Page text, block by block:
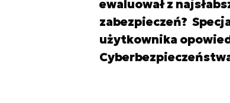
ewaluował z
zabezpieczeń?
użytkownika